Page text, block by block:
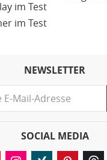
im Test
im Test
NEWSLETTER
SOCIAL MEDIA